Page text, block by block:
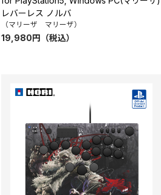
レバーレス ノルバ
（マリーザ マリーザ）
19,980円 （税込）